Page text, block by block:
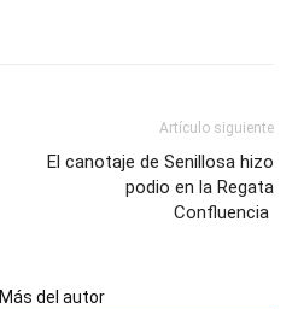
Artículo siguiente
El canotaje de Senillosa hizo
podio en la Regata
Confluencia
Más del autor